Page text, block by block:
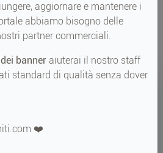
↓ 8°
aggiornare e mantenere i
abbiamo bisogno delle
partner commerciali.
banner aiuterai il nostro staff
standard di qualità senza dover
❤️